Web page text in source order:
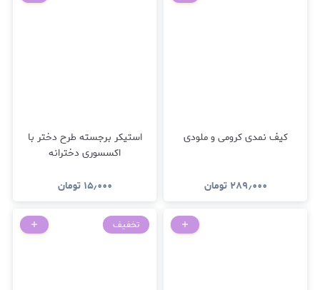
کیف نمدی کرومی و ملودی
۲۸۹٫۰۰۰ تومان
استیکر برجسته طرح دختر با
اکسسوری دخترانه
۱۵٫۰۰۰ تومان
تخفیف